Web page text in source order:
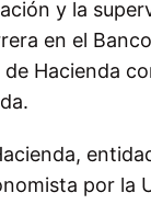
y la
en el
Hacienda
por la